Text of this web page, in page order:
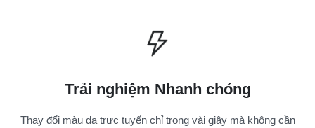
Trải nghiệm Nhanh chóng
Thay đổi màu da trực tuyến chỉ trong vài giây mà không cần